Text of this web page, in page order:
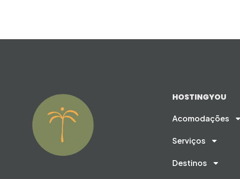
HOSTINGYOU
Acomodações
Serviços
Destinos